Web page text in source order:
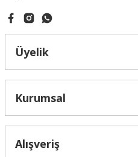
Üyelik
Kurumsal
Alışveriş